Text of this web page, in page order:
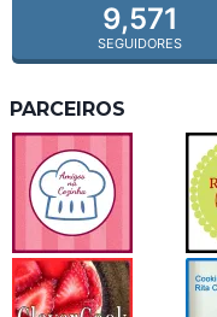
9,571
SEGUIDORES
PARCEIROS